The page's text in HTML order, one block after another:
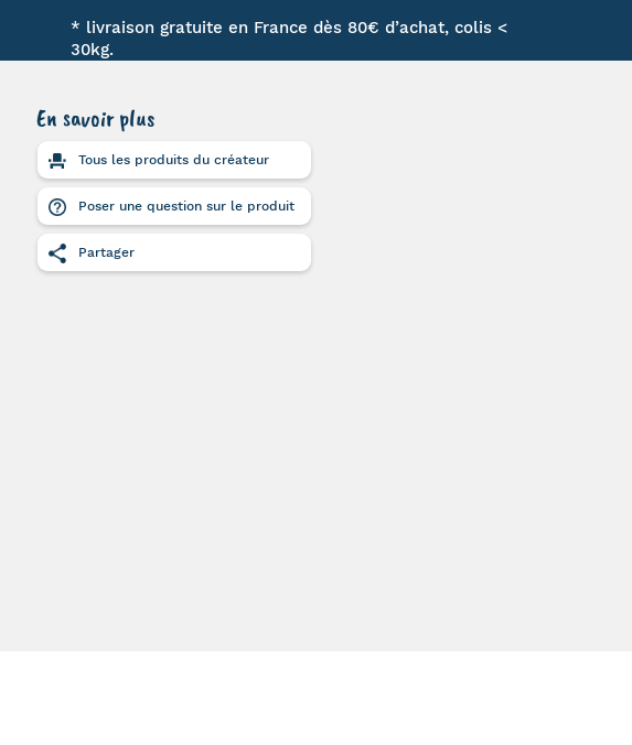
* livraison gratuite en France dès 80€ d’achat, colis <
30kg.
En savoir plus
Tous les produits du créateur
Poser une question sur le produit
Partager